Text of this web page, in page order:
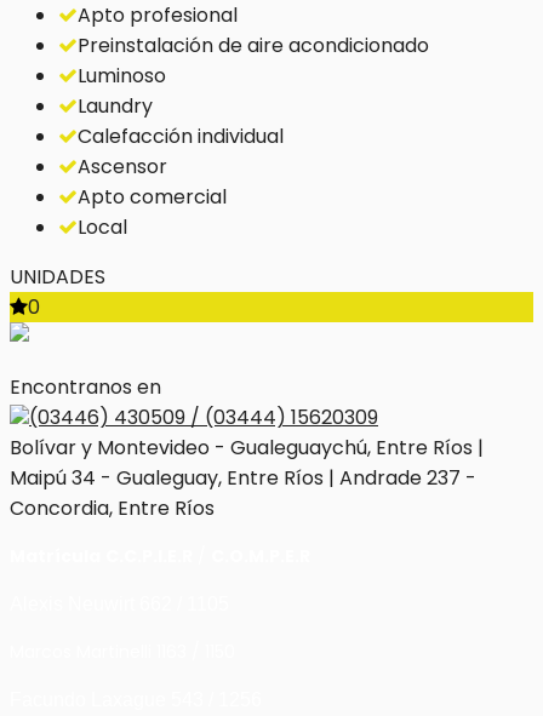
Apto profesional
Preinstalación de aire acondicionado
Luminoso
Laundry
Calefacción individual
Ascensor
Apto comercial
Local
UNIDADES
0
Encontranos en
(03446) 430509 / (03444) 15620309
Bolívar y Montevideo - Gualeguaychú, Entre Ríos |
Maipú 34 - Gualeguay, Entre Ríos | Andrade 237 -
Concordia, Entre Ríos